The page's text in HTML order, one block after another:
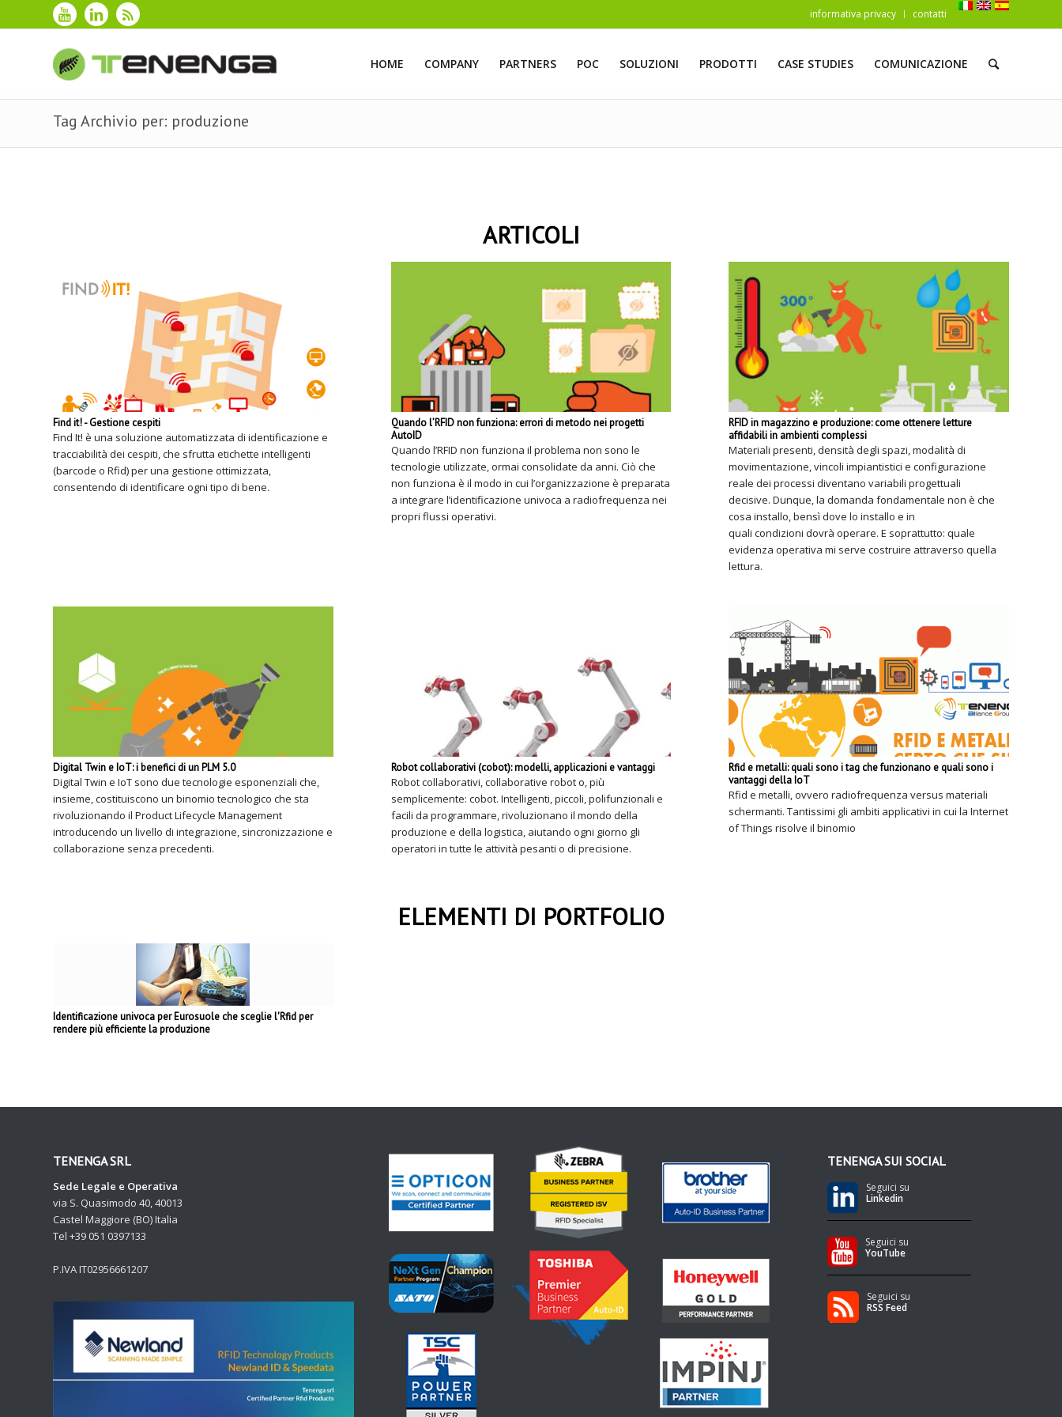
informativa privacy contatti
HOME COMPANY PARTNERS POC SOLUZIONI PRODOTTI CASE STUDIES COMUNICAZIONE
Tag Archivio per: produzione
ARTICOLI
Find it! - Gestione cespiti
Find It! è una soluzione automatizzata di identificazione e
tracciabilità dei cespiti, che sfrutta etichette intelligenti
(barcode o Rfid) per una gestione ottimizzata,
consentendo di identificare ogni tipo di bene.
Quando l’RFID non funziona: errori di metodo nei progetti
AutoID
Quando l’RFID non funziona il problema non sono le
tecnologie utilizzate, ormai consolidate da anni. Ciò che
non funziona è il modo in cui l’organizzazione è preparata
a integrare l’identificazione univoca a radiofrequenza nei
propri flussi operativi.
RFID in magazzino e produzione: come ottenere letture
affidabili in ambienti complessi
Materiali presenti, densità degli spazi, modalità di
movimentazione, vincoli impiantistici e configurazione
reale dei processi diventano variabili progettuali
decisive. Dunque, la domanda fondamentale non è che
cosa installo, bensì dove lo installo e in
quali condizioni dovrà operare. E soprattutto: quale
evidenza operativa mi serve costruire attraverso quella
lettura.
Digital Twin e IoT: i benefici di un PLM 5.0
Digital Twin e IoT sono due tecnologie esponenziali che,
insieme, costituiscono un binomio tecnologico che sta
rivoluzionando il Product Lifecycle Management
introducendo un livello di integrazione, sincronizzazione e
collaborazione senza precedenti.
Robot collaborativi (cobot): modelli, applicazioni e vantaggi
Robot collaborativi, collaborative robot o, più
semplicemente: cobot. Intelligenti, piccoli, polifunzionali e
facili da programmare, rivoluzionano il mondo della
produzione e della logistica, aiutando ogni giorno gli
operatori in tutte le attività pesanti o di precisione.
Rfid e metalli: quali sono i tag che funzionano e quali sono i
vantaggi della IoT
Rfid e metalli, ovvero radiofrequenza versus materiali
schermanti. Tantissimi gli ambiti applicativi in cui la Internet
of Things risolve il binomio
ELEMENTI DI PORTFOLIO
Identificazione univoca per Eurosuole che sceglie l'Rfid per
rendere più efficiente la produzione
TENENGA SRL
Sede Legale e Operativa
via S. Quasimodo 40, 40013
Castel Maggiore (BO) Italia
Tel +39 051 0397133
P.IVA IT02956661207
TENENGA SUI SOCIAL
Seguici su
Linkedin
Seguici su
YouTube
Seguici su
RSS Feed